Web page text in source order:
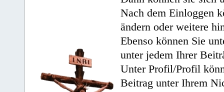
Nach dem Einloggen
ändern oder weitere
Ebenso können Sie
unter jedem Ihrer
Unter Profil/Profil
Beitrag unter Ihrem